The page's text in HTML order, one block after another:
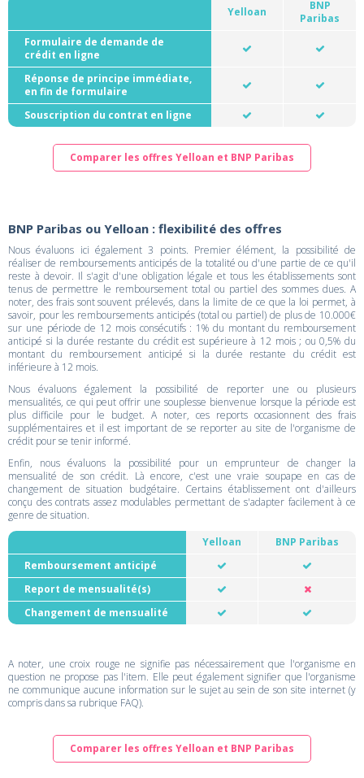
Yelloan
BNP
Paribas
Formulaire de demande de
crédit en ligne
Réponse de principe immédiate,
en fin de formulaire
Souscription du contrat en ligne
Comparer les offres Yelloan et BNP Paribas
BNP Paribas ou Yelloan : flexibilité des offres
Nous évaluons ici également 3 points. Premier élément, la possibilité de
réaliser de remboursements anticipés de la totalité ou d'une partie de ce qu'il
reste à devoir. Il s'agit d'une obligation légale et tous les établissements sont
tenus de permettre le remboursement total ou partiel des sommes dues. A
noter, des frais sont souvent prélevés, dans la limite de ce que la loi permet, à
savoir, pour les remboursements anticipés (total ou partiel) de plus de 10.000€
sur une période de 12 mois consécutifs : 1% du montant du remboursement
anticipé si la durée restante du crédit est supérieure à 12 mois ; ou 0,5% du
montant du remboursement anticipé si la durée restante du crédit est
inférieure à 12 mois.
Nous évaluons également la possibilité de reporter une ou plusieurs
mensualités, ce qui peut offrir une souplesse bienvenue lorsque la période est
plus difficile pour le budget. A noter, ces reports occasionnent des frais
supplémentaires et il est important de se reporter au site de l'organisme de
crédit pour se tenir informé.
Enfin, nous évaluons la possibilité pour un emprunteur de changer la
mensualité de son crédit. Là encore, c'est une vraie soupape en cas de
changement de situation budgétaire. Certains établissement ont d'ailleurs
conçu des contrats assez modulables permettant de s'adapter facilement à ce
genre de situation.
Yelloan
BNP Paribas
Remboursement anticipé
Report de mensualité(s)
Changement de mensualité
A noter, une croix rouge ne signifie pas nécessairement que l'organisme en
question ne propose pas l'item. Elle peut également signifier que l'organisme
ne communique aucune information sur le sujet au sein de son site internet (y
compris dans sa rubrique FAQ).
Comparer les offres Yelloan et BNP Paribas